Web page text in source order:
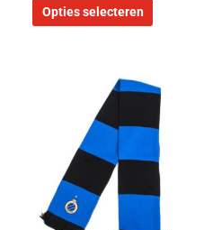
Opties selecteren